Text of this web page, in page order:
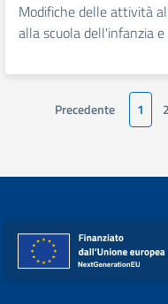
Modifiche delle attività
alla scuola dell'infanzia
Precedente 1 2